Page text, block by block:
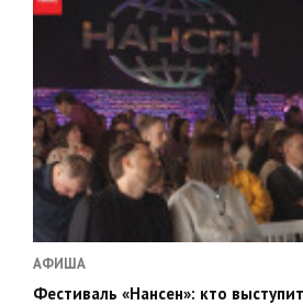
АФИША
Фестиваль «Нансен»: кто